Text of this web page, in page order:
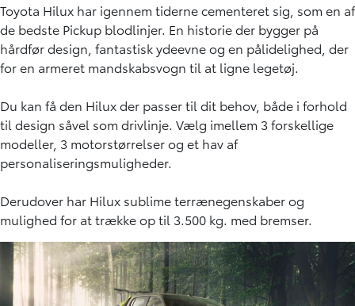
Toyota Hilux har igennem tiderne cementeret sig, som en af
de bedste Pickup blodlinjer. En historie der bygger på
hårdfør design, fantastisk ydeevne og en pålidelighed, der
for en armeret mandskabsvogn til at ligne legetøj.
Du kan få den Hilux der passer til dit behov, både i forhold
til design såvel som drivlinje. Vælg imellem 3 forskellige
modeller, 3 motorstørrelser og et hav af
personaliseringsmuligheder.
Derudover har Hilux sublime terrænegenskaber og
mulighed for at trække op til 3.500 kg. med bremser.